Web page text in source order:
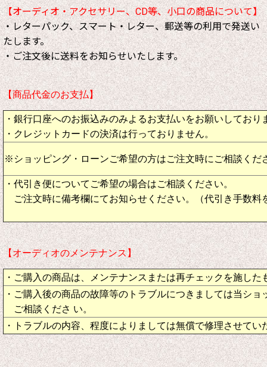
【オーディオ・アクセサリー、CD等、小口の商品について】
・レターパック、スマート・レター、郵送等の利用で発送い
たします。
・ご注文後に送料をお知らせいたします。
【商品代金のお支払】
・銀行口座へのお振込みのみよるお支払いをお願いしており
・クレジットカードの決済は行っておりません。
※ショッピング・ローンご希望の方はご注文時にご相談くだ
・代引き便についてご希望の場合はご相談ください。
ご注文時に備考欄にてお知らせください。（代引き手数料
【オーディオのメンテナンス】
・ご購入の商品は、メンテナンスまたは再チェックを施し
・ご購入後の商品の故障等のトラブルにつきましては当ショ
ご相談くださ い。
・トラブルの内容、程度によりましては無償で修理させてい